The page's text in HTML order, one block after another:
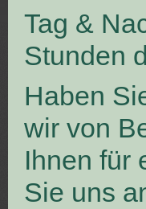
Tag &
Stunden
Haben
wir von
Ihnen für
Sie uns